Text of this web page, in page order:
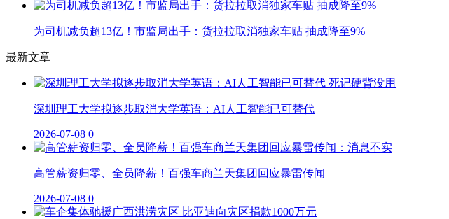
为司机减负超13亿！市监局出手：货拉拉取消独家车贴 抽成降至9%
最新文章
深圳理工大学拟逐步取消大学英语：AI人工智能已可替代
2026-07-08 0
高管薪资归零、全员降薪！百强车商兰天集团回应暴雷传闻
2026-07-08 0